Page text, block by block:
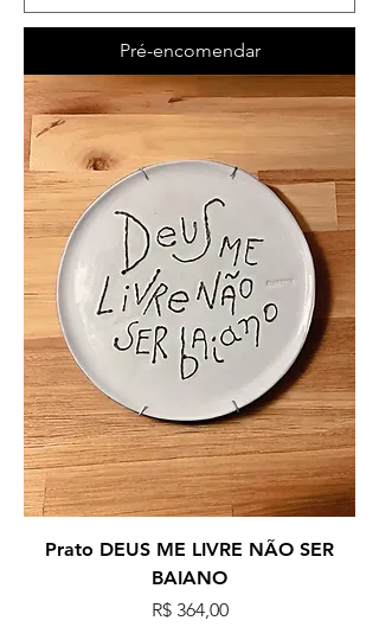
Pré-encomendar
Prato DEUS ME LIVRE NÃO SER
BAIANO
Preço
R$ 364,00